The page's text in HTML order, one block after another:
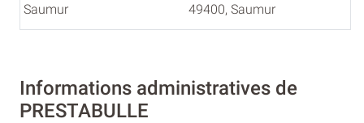
Saumur
49400, Saumur
Informations administratives de
PRESTABULLE